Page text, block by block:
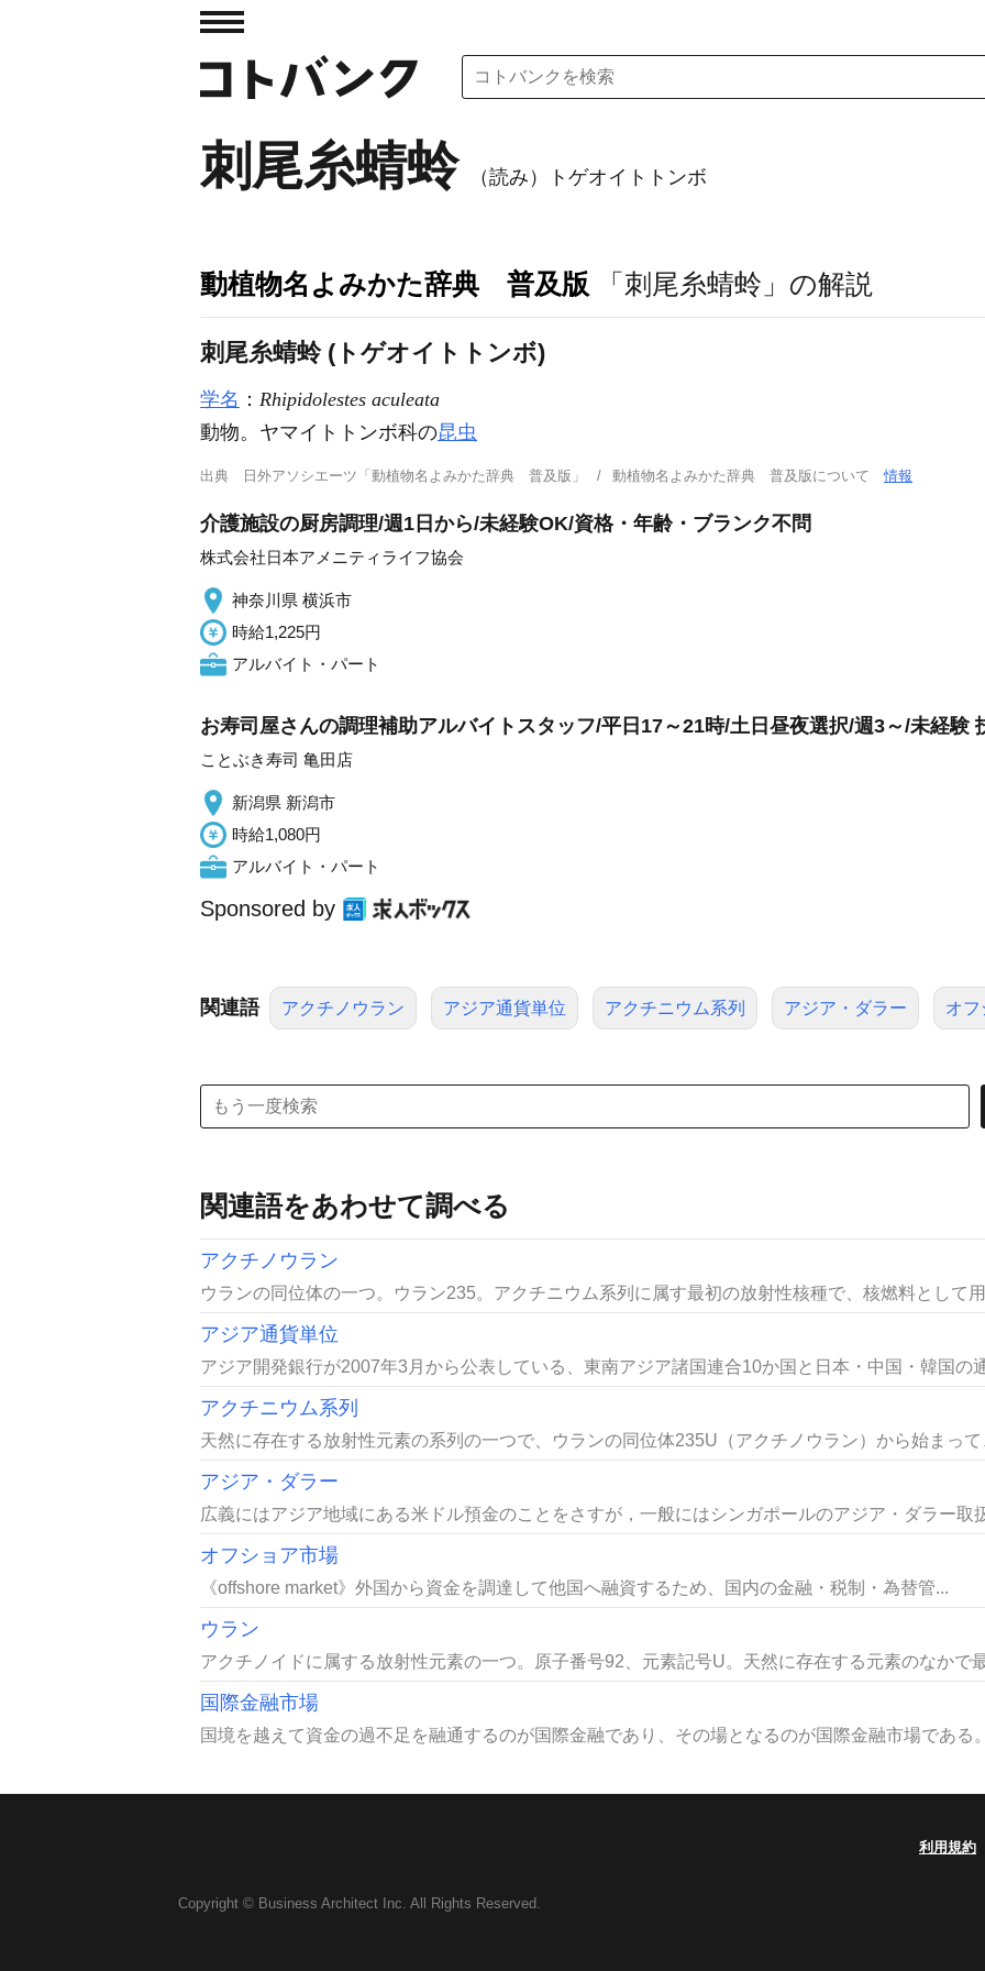
刺尾糸蜻蛉 （読み）トゲオイトトンボ
動植物名よみかた辞典 普及版 「刺尾糸蜻蛉」の解説
刺尾糸蜻蛉 (トゲオイトトンボ)
学名 ： Rhipidolestes aculeata
動物。ヤマイトトンボ科の昆虫
出典 日外アソシエーツ「動植物名よみかた辞典 普及版」 動植物名よみかた辞典 普及版について情報
介護施設の厨房調理/週1日から/未経験OK/資格・年齢・ブランク不問
株式会社日本アメニティライフ協会
神奈川県 横浜市
時給1,225円
アルバイト・パート
お寿司屋さんの調理補助アルバイトスタッフ/平日17～21時/土日昼夜選択/週3～/未経験
ことぶき寿司 亀田店
新潟県 新潟市
時給1,080円
アルバイト・パート
Sponsored by
関連語 アクチノウラン アジア通貨単位 アクチニウム系列 アジア・ダラー オフ
関連語をあわせて調べる
アクチノウラン
ウランの同位体の一つ。ウラン235。アクチニウム系列に属す最初の放射性核種で、核燃料として
アジア通貨単位
アジア開発銀行が2007年3月から公表している、東南アジア諸国連合10か国と日本・中国・韓国の
アクチニウム系列
天然に存在する放射性元素の系列の一つで、ウランの同位体235U（アクチノウラン）から始まって
アジア・ダラー
広義にはアジア地域にある米ドル預金のことをさすが，一般にはシンガポールのアジア・ダラー取
オフショア市場
《offshore market》外国から資金を調達して他国へ融資するため、国内の金融・税制・為替管...
ウラン
アクチノイドに属する放射性元素の一つ。原子番号92、元素記号U。天然に存在する元素のなかで
国際金融市場
国境を越えて資金の過不足を融通するのが国際金融であり、その場となるのが国際金融市場である
利用規約
Copyright © Business Architect Inc. All Rights Reserved.